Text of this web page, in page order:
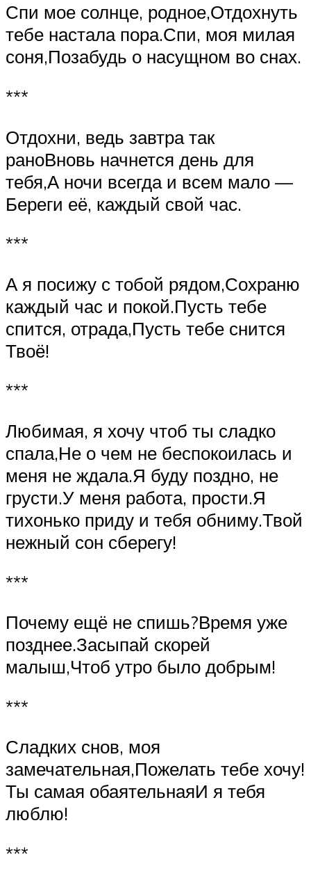
Спи мое солнце, родное,Отдохнуть
тебе настала пора.Спи, моя милая
соня,Позабудь о насущном во снах.
***
Отдохни, ведь завтра так
раноВновь начнется день для
тебя,А ночи всегда и всем мало —
Береги её, каждый свой час.
***
А я посижу с тобой рядом,Сохраню
каждый час и покой.Пусть тебе
спится, отрада,Пусть тебе снится
Твоё!
***
Любимая, я хочу чтоб ты сладко
спала,Не о чем не беспокоилась и
меня не ждала.Я буду поздно, не
грусти.У меня работа, прости.Я
тихонько приду и тебя обниму.Твой
нежный сон сберегу!
***
Почему ещё не спишь?Время уже
позднее.Засыпай скорей
малыш,Чтоб утро было добрым!
***
Сладких снов, моя
замечательная,Пожелать тебе хочу!
Ты самая обаятельнаяИ я тебя
люблю!
***